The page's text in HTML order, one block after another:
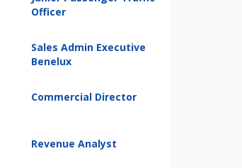
Officer
Sales Admin Executive
Benelux
Commercial Director
Revenue Analyst